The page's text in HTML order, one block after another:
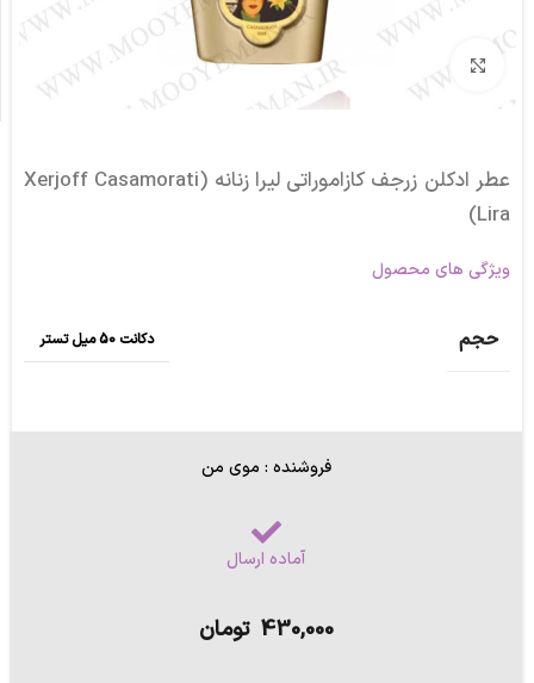
برای بزرگنمایی کلیک کنید
عطر ادکلن زرجف کازاموراتی لیرا زنانه (Xerjoff Casamorati
Lira)
ویژگی های محصول
حجم دکانت 50 میل تستر
فروشنده : موی من
آماده ارسال
430,000 تومان